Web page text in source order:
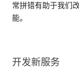
常拼错有助于我们
能。
开发新服务